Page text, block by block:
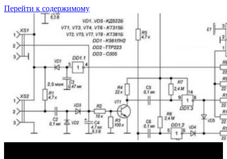
Перейти к содержимому